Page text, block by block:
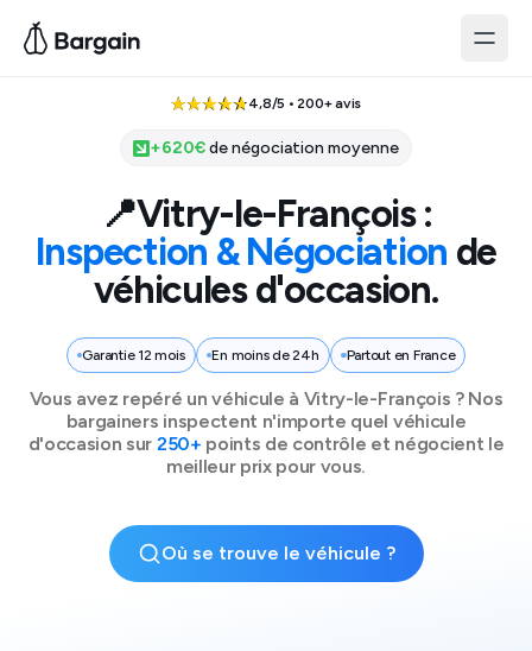
4,8/5 • 200+ avis
+620€de négociation moyenne
📍Vitry-le-François:
Inspection & Négociation de
véhicules d'occasion.
Garantie 12 mois En moins de 24h Partout en France
Vous avez repéré un véhicule à Vitry-le-François ? Nos
bargainers inspectent n'importe quel véhicule
d'occasion sur 250+ points de contrôle et négocient le
meilleur prix pour vous.
Où se trouve le véhicule ?